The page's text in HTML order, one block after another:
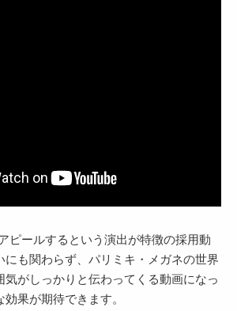
ピールするという演出が特徴の採用動
にも関わらず、パリミキ・メガネの世界
気がしっかりと伝わってくる動画になっ
果が期待できます。